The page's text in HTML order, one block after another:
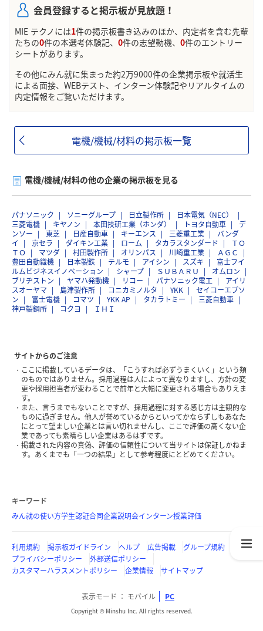
会員登録すると掲示板が見放題！
MIE テクノには1件の掲示板書き込みのほか、内定者を含む先輩
たちの0件の本選考体験記、 0件の志望動機、 0件のエントリー
シートがあります。
その他にみん就に集まった約2万9000件の企業掲示板や就活生
による面接、WEBテスト、インターン体験記やリアルタイムの
内定情報をご覧いただけます。
電機/機械/材料の掲示板一覧
電機/機械/材料の他の企業の掲示板を見る
パナソニック ソニーグループ 日立製作所
日本電気（NEC）
三菱電機
キヤノン 本田技研工業（ホンダ） トヨタ自動車
デ
ンソー
東芝 日産自動車 キーエンス 三菱重工業
バンダ
イ
京セラ ダイキン工業 ローム タカラスタンダード
ＴＯ
ＴＯ
マツダ 村田製作所 オリンパス 川崎重工業
ＡＧＣ
豊田自動織機
日本製鉄 テルモ アイシン スズキ
富士フイ
ルムビジネスイノベーション
シャープ ＳＵＢＡＲＵ
オムロン
ブリヂストン
ヤマハ発動機 リコー パナソニック電工
アイリ
スオーヤマ
島津製作所 コニカミノルタ YKK
セイコーエプソ
ン
富士電機 コマツ YKK AP タカラトミー
三菱自動車
神戸製鋼所
コクヨ ＩＨＩ
サイトからのご注意
ここに掲載しているデータは、「こうすれば必ずうまくいく」という類
のものではありません。採用過程は人によって異なりますし、方針の変
更や採用担当者が変わることで前年と大幅に変更される場合もありえま
す。
また、言うまでもないことですが、採用過程に対する感じ方は主観的な
ものに過ぎません。他人が誉めているからといってかならずしもあなた
にとって望ましい企業とは言い切れませんし、ここで評価の高くない企
業であっても素晴らしい企業はあるはずです。
掲載された内容の真偽、評価の信頼性について当サイトは保証しかねま
す。あくまでも「一つの結果」として参考程度にとどめてください。
キーワード
みん就の使い方学生認証合同企業説明会インターン授業評価
利用規約 掲示板ガイドライン ヘルプ 広告掲載
グループ規約
プライバシーポリシー
外部送信ポリシー
カスタマーハラスメントポリシー
企業情報 サイトマップ
表示モード モバイル PC
Copyright © Minshu Inc. All rights reserved.